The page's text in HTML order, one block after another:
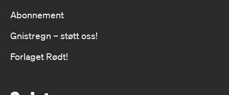
Abonnement
Gnistregn – støtt oss!
Forlaget Rødt!